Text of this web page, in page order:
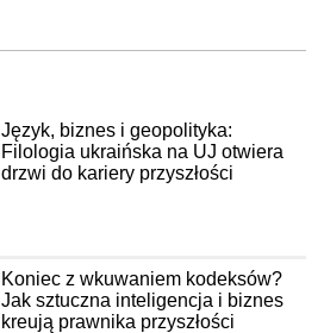
Język, biznes i geopolityka:
Filologia ukraińska na UJ otwiera
drzwi do kariery przyszłości
Koniec z wkuwaniem kodeksów?
Jak sztuczna inteligencja i biznes
kreują prawnika przyszłości